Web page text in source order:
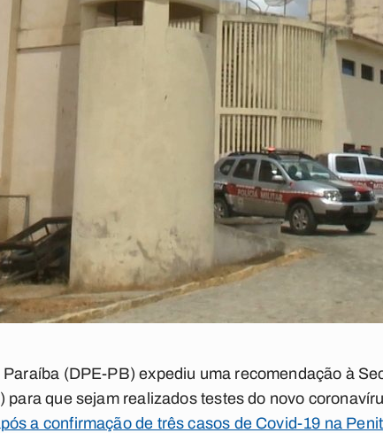
(DPE-PB) expediu uma recomendação à
que sejam realizados testes do novo
a confirmação de três casos de Covid-19 na